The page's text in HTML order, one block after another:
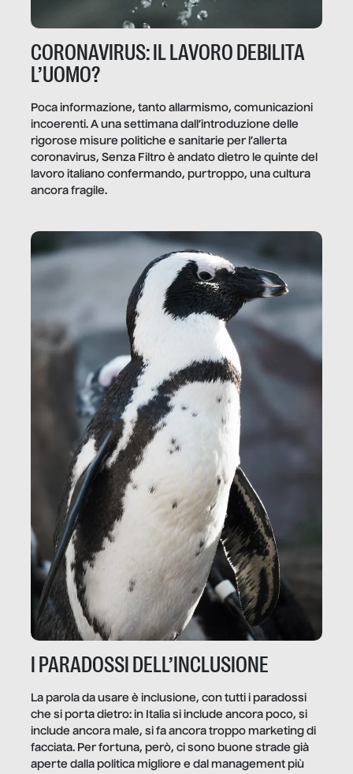
CORONAVIRUS: IL LAVORO DEBILITA
L’UOMO?
Poca informazione, tanto allarmismo, comunicazioni
incoerenti. A una settimana dall’introduzione delle
rigorose misure politiche e sanitarie per l’allerta
coronavirus, Senza Filtro è andato dietro le quinte del
lavoro italiano confermando, purtroppo, una cultura
ancora fragile.
I PARADOSSI DELL’INCLUSIONE
La parola da usare è inclusione, con tutti i paradossi
che si porta dietro: in Italia si include ancora poco, si
include ancora male, si fa ancora troppo marketing di
facciata. Per fortuna, però, ci sono buone strade già
aperte dalla politica migliore e dal management più